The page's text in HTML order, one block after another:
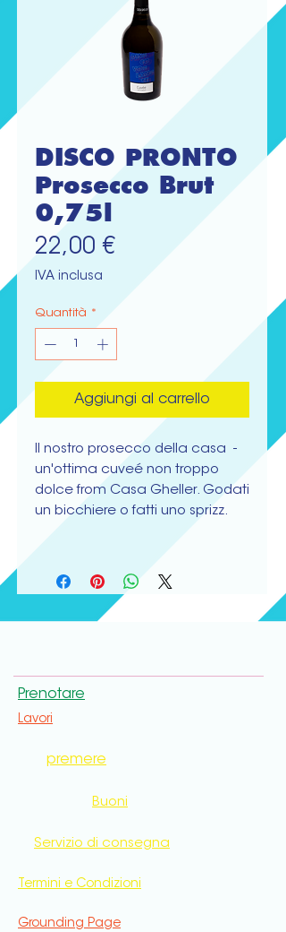
DISCO PRONTO
Prosecco Brut
0,75l
22,00 €Prezzo
IVA inclusa
Quantità *
Aggiungi al carrello
Il nostro prosecco della casa -
un'ottima cuveé non troppo
dolce from Casa Gheller. Godati
un bicchiere o fatti uno sprizz.
Prenotare
Lavori
premere
Buoni
Servizio di consegna
Termini e Condizioni
Grounding Page